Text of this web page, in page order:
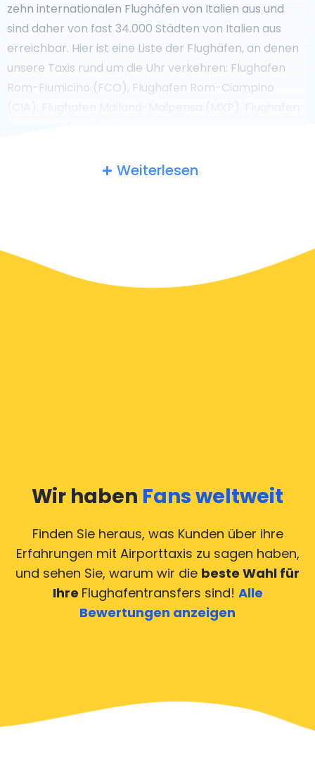
zehn internationalen Flughäfen von Italien aus und
sind daher von fast 34.000 Städten von Italien aus
erreichbar. Hier ist eine Liste der Flughäfen, an denen
unsere Taxis rund um die Uhr verkehren: Flughafen
Rom-Fiumicino (FCO), Flughafen Rom-Ciampino
Amelia erwarten ein Trinkgeld von mindestens 10%. Sie
Weiterlesen
Wir haben Fans weltweit
Finden Sie heraus, was Kunden über ihre
Erfahrungen mit Airporttaxis zu sagen haben,
und sehen Sie, warum wir die beste Wahl für
Ihre Flughafentransfers sind! Alle
Bewertungen anzeigen